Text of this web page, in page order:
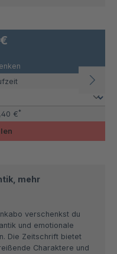
€*
mehr
verschenkst du
und emotionale
Die Zeitschrift bietet
Charaktere und